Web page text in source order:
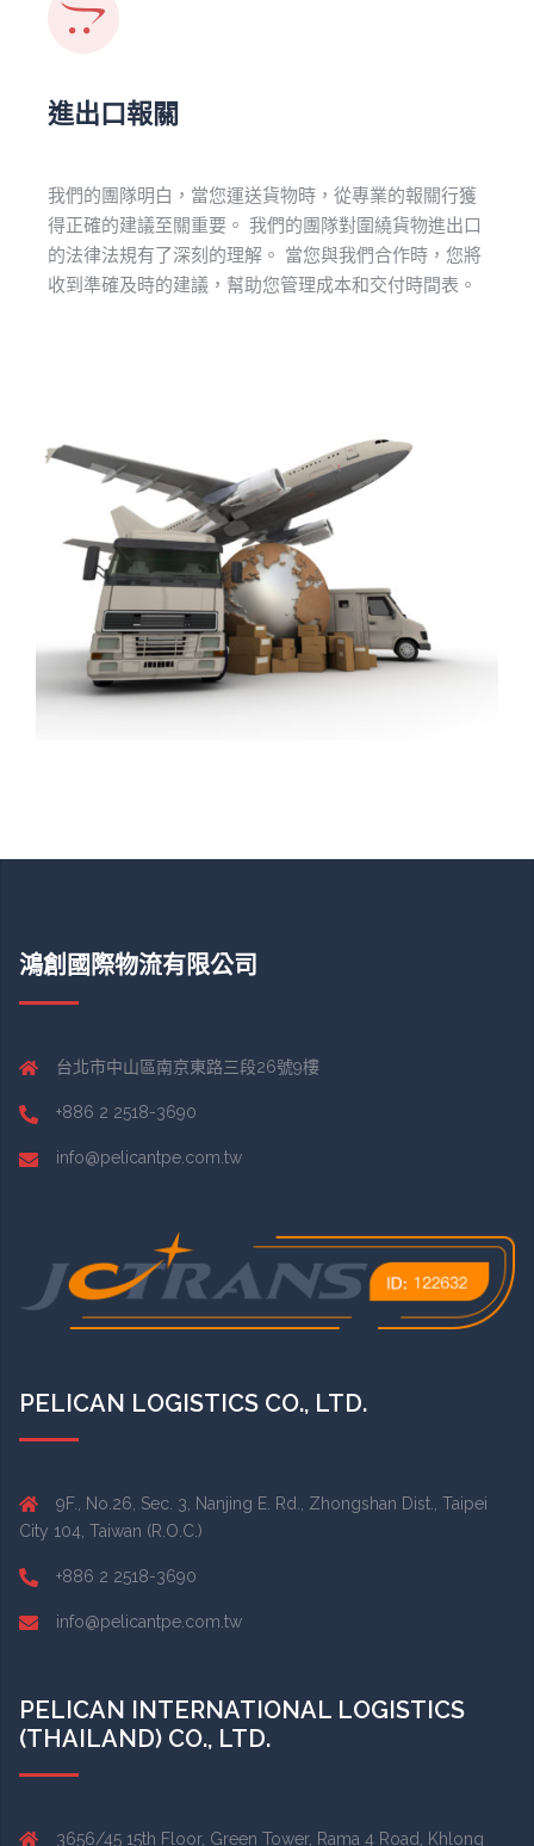
進出口報關
我們的團隊明白，當您運送貨物時，從專業的報關行獲
得正確的建議至關重要。 我們的團隊對圍繞貨物進出口
的法律法規有了深刻的理解。 當您與我們合作時，您將
收到準確及時的建議，幫助您管理成本和交付時間表。
鴻創國際物流有限公司
台北市中山區南京東路三段26號9樓
+886 2 2518-3690
info@pelicantpe.com.tw
PELICAN LOGISTICS CO., LTD.
9F., No.26, Sec. 3, Nanjing E. Rd., Zhongshan Dist., Taipei
City 104, Taiwan (R.O.C.)
+886 2 2518-3690
info@pelicantpe.com.tw
PELICAN INTERNATIONAL LOGISTICS
(THAILAND) CO., LTD.
3656/45 15th Floor, Green Tower, Rama 4 Road, Khlong